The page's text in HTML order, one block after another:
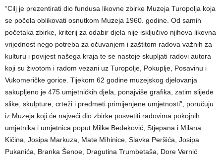
“Cilj je prezentirati dio fundusa likovne zbirke Muzeja Turopolja koja
se počela oblikovati osnutkom Muzeja 1960. godine. Od samih
početaka zbirke, kriterij za odabir djela nije isključivo njihova likovna
vrijednost nego potreba za očuvanjem i zaštitom radova važnih za
kulturu i povijest našega kraja te se nastoje skupljati radovi autora
koji su životom i radom vezani uz Turopolje, Pokuplje, Posavinu i
Vukomeričke gorice. Tijekom 62 godine muzejskog djelovanja
sakupljeno je 475 umjetničkih djela, ponajviše grafika, zatim slijede
slike, skulpture, crteži i predmeti primijenjene umjetnosti”, poručuju
iz Muzeja koji će najveći dio zbirke posvetiti radovima pokojnih
umjetnika i umjetnica poput Milke Bedeković, Stjepana i Milana
Kičina, Josipa Markuza, Mate Mihinice, Slavka Peršića, Josipa
Pukanića, Branka Šenoe, Dragutina Trumbetaša, Dore Vernić